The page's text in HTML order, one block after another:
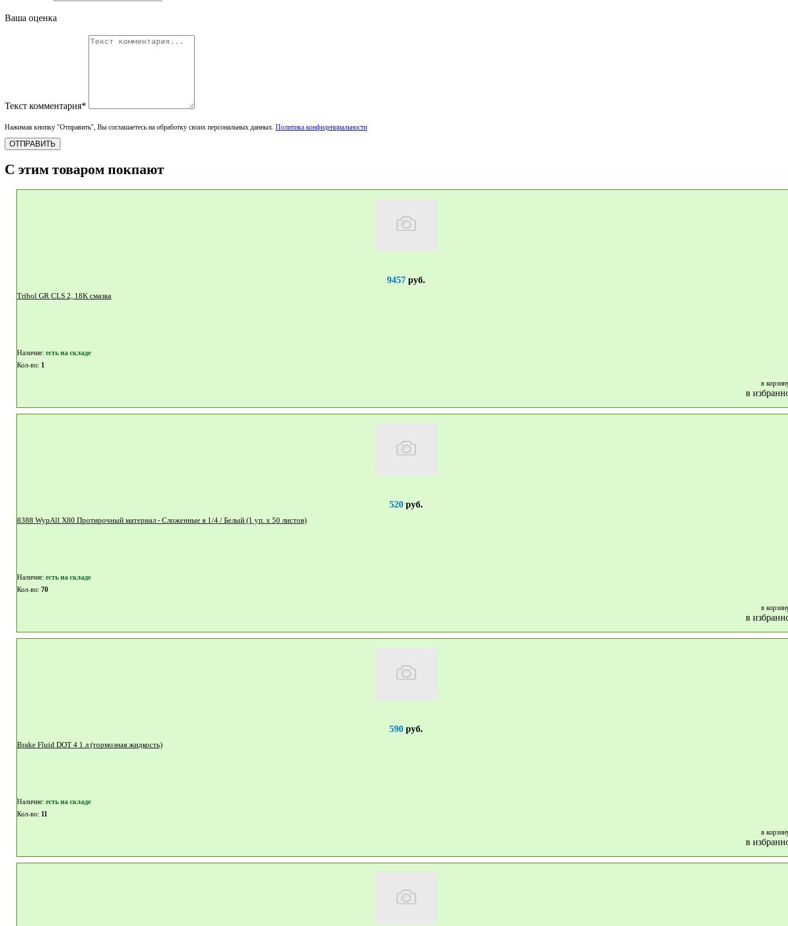
Ваша оценка
Текст комментария*
Нажимая кнопку "Отправить", Вы соглашаетесь на обработку своих персональных данных. Политика конфиденциальности
ОТПРАВИТЬ
С этим товаром покпают
9457руб.
Tribol GR CLS 2, 18K смазка
Наличие: eсть на складе
Кол-во: 1
в
в
520руб.
8388 WypAll X80 Протирочный материал - Сложенные в 1/4 / Белый (1 уп. x 50 листов)
Наличие: eсть на складе
Кол-во: 70
в
в
590руб.
Brake Fluid DOT 4 1 л (тормозная жидкость)
Наличие: eсть на складе
Кол-во: 11
в
в